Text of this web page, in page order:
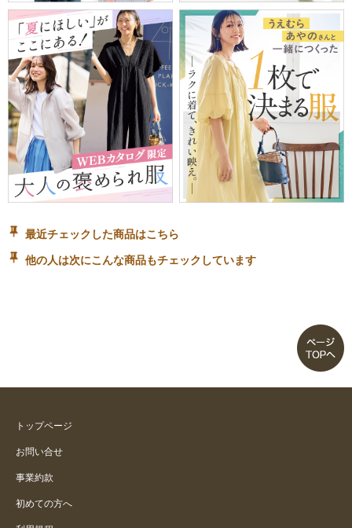
最近チェックした商品はこちら
他の人は次にこんな商品もチェックしています
トップページ
お問い合せ
事業約款
初めての方へ